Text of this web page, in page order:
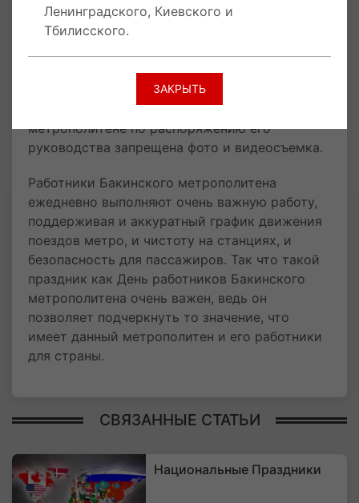
составляет 30 гяпиков - 0,18$. На участках
«Джафар Джабарлы» - «Шах Исмаил Хатаи» и
осуществляется автономное движение
поездов. На остальных участках маршрутное
движение поездов. В Бакинском
метрополитене по распоряжению его
руководства запрещена фото и видеосъемка.
Работники Бакинского метрополитена
ежедневно выполняют очень важную работу,
поддерживая и аккуратный график движения
поездов метро, и чистоту на станциях, и
безопасность для пассажиров. Так что такой
праздник как День работников Бакинского
метрополитена очень важен, ведь он
позволяет подчеркнуть то значение, что
имеет данный метрополитен и его работники
для страны.
СВЯЗАННЫЕ СТАТЬИ
Национальные Праздники
Ленинградского, Киевского и
Тбилисского.
ЗАКРЫТЬ